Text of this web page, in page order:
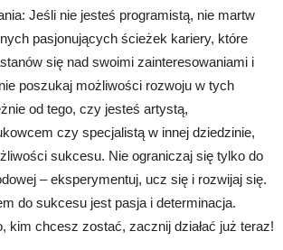
Jeśli nie jesteś programistą, nie martw
pasjonujących ścieżek kariery, które
się nad swoimi zainteresowaniami i
poszukaj możliwości rozwoju w tych
od tego, czy jesteś artystą,
czy specjalistą w innej dziedzinie,
sukcesu. Nie ograniczaj się tylko do
– eksperymentuj, ucz się i rozwijaj się.
do sukcesu jest pasja i determinacja.
kim chcesz zostać, zacznij działać już teraz!